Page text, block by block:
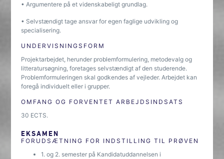
• Argumentere på et videnskabeligt grundlag.
• Selvstændigt tage ansvar for egen faglige udvikling og
specialisering.
UNDERVISNINGSFORM
Projektarbejdet, herunder problemformulering, metodevalg og
litteratursøgning, foretages selvstændigt af den studerende.
Problemformuleringen skal godkendes af vejleder. Arbejdet kan
foregå individuelt eller i grupper.
OMFANG OG FORVENTET ARBEJDSINDSATS
30 ECTS.
EKSAMEN
FORUDSÆTNING FOR INDSTILLING TIL PRØVEN
1. og 2. semester på Kandidatuddannelsen i